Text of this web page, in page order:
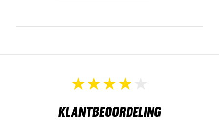
Klantbeoordeling